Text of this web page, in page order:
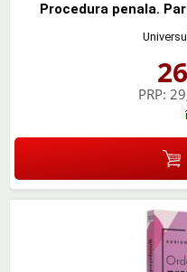
Procedura penala.
26
PRP: